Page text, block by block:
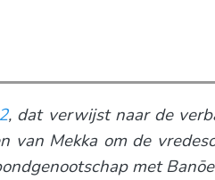
, dat verwijst naar de
Mekka om de
met